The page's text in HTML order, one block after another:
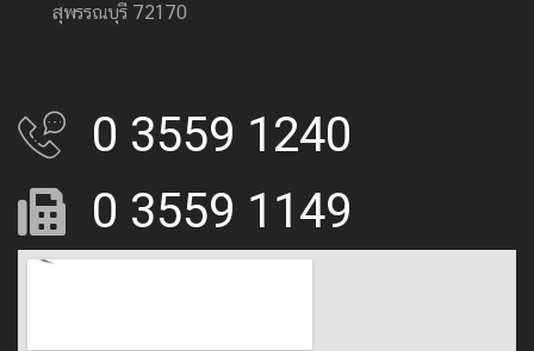
สุพรรณบุรี 72170
0 3559 1240
0 3559 1149